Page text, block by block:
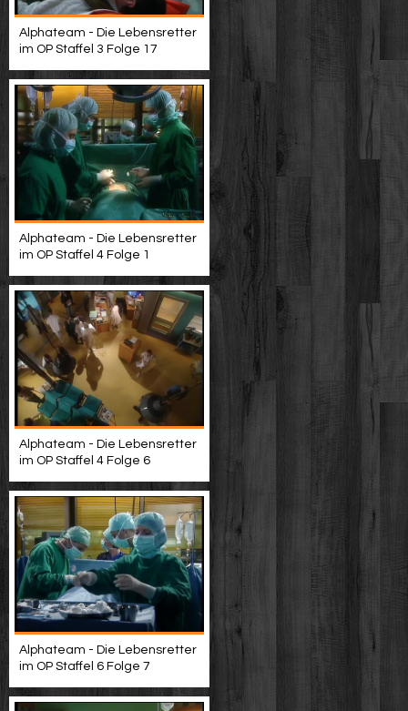
Alphateam - Die Lebensretter
im OP Staffel 3 Folge 17
Alphateam - Die Lebensretter
im OP Staffel 4 Folge 1
Alphateam - Die Lebensretter
im OP Staffel 4 Folge 6
Alphateam - Die Lebensretter
im OP Staffel 6 Folge 7